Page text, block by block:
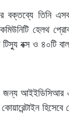
বক্তব্যে তিনি
হেলথ
বক্স ও ৪০টি
জন্য
হিসেবে